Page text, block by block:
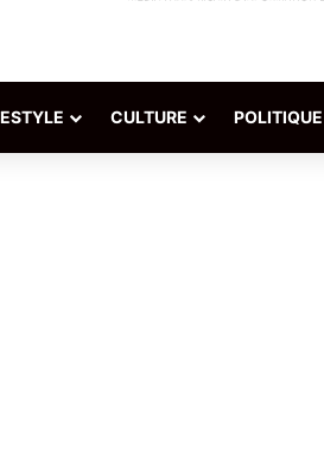
CULTURE POLITIQUE